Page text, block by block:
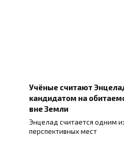
Учёные считают
кандидатом на
вне Земли
Энцелад считается одним
перспективных мест